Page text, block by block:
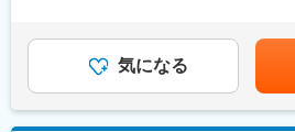
研修は4,500本の研修コンテンツも
エンジニアの経験や得意不得意に合
面研修です。実務で活かせる技術力
を実現できると考えております。※
■入社後はご経験に合わせて、以下
・RPAを用いた業務効率化の運用・
(月額)は固定手当を含めた表記です。
気になる